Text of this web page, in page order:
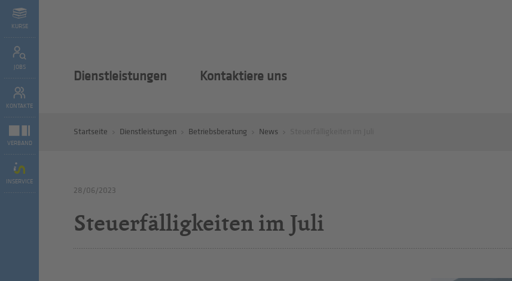
KURSE
JOBS
KONTAKTE
VERBAND
INSERVICE
Dienstleistungen Kontaktiere uns
Startseite Dienstleistungen Betriebsberatung News
28/06/2023
Steuerfälligkeiten im Juli